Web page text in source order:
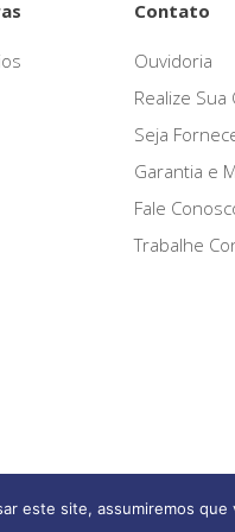
Contato
Ouvidoria
Realize Sua
Seja
Garantia e
Fale
Trabalhe
Todos os direitos
este site, assumiremos